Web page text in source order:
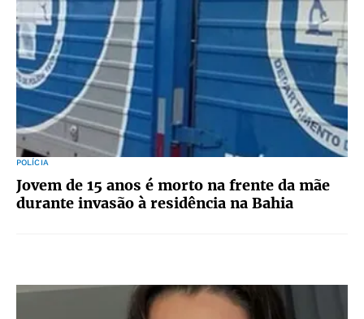
POLÍCIA
Jovem de 15 anos é morto na frente da mãe
durante invasão à residência na Bahia